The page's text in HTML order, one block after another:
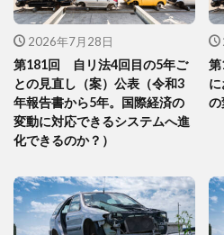
2026年7月28日
第181回 自リ法4回目の5年ご
との見直し（案）公表（令和3
年報告書から5年。国際経済の
変動に対応できるシステムへ進
化できるのか？）
の